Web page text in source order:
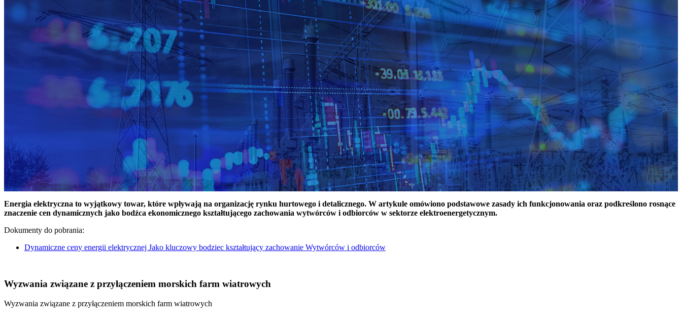
Energia elektryczna to wyjątkowy towar, które wpływają na organizację rynku hurtowego i detalicznego. W artykule omówiono podstawowe zasady ich funkcjonowania oraz podkreślono rosnące
znaczenie cen dynamicznych jako bodźca ekonomicznego kształtującego zachowania wytwórców i odbiorców w sektorze elektroenergetycznym.
Dokumenty do pobrania:
Dynamiczne ceny energii elektrycznej Jako kluczowy bodziec kształtujący zachowanie Wytwórców i odbiorców
Wyzwania związane z przyłączeniem morskich farm wiatrowych
Wyzwania związane z przyłączeniem morskich farm wiatrowych